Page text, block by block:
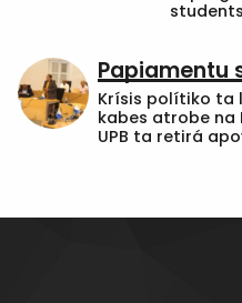
Papiamentu
Krísis polítiko ta
kabes atrobe na
UPB ta retirá